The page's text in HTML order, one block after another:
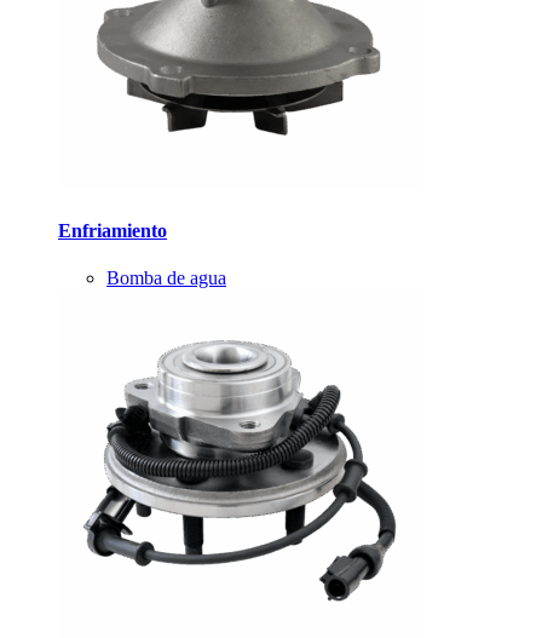
Enfriamiento
Bomba de agua